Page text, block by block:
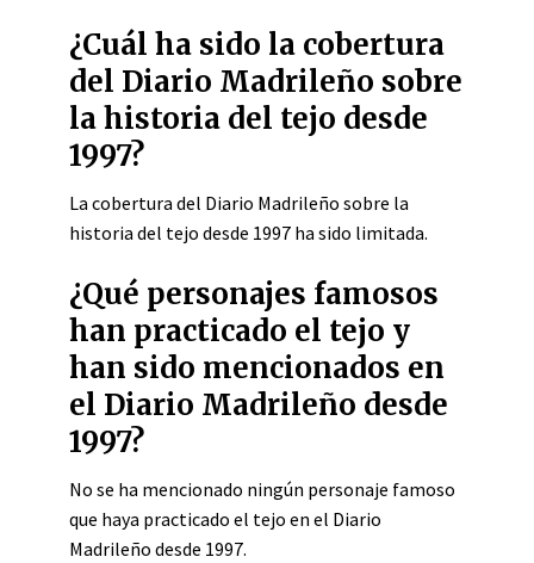
¿Cuál ha sido la cobertura
del Diario Madrileño sobre
la historia del tejo desde
1997?
La cobertura del Diario Madrileño sobre la
historia del tejo desde 1997 ha sido limitada.
¿Qué personajes famosos
han practicado el tejo y
han sido mencionados en
el Diario Madrileño desde
1997?
No se ha mencionado ningún personaje famoso
que haya practicado el tejo en el Diario
Madrileño desde 1997.